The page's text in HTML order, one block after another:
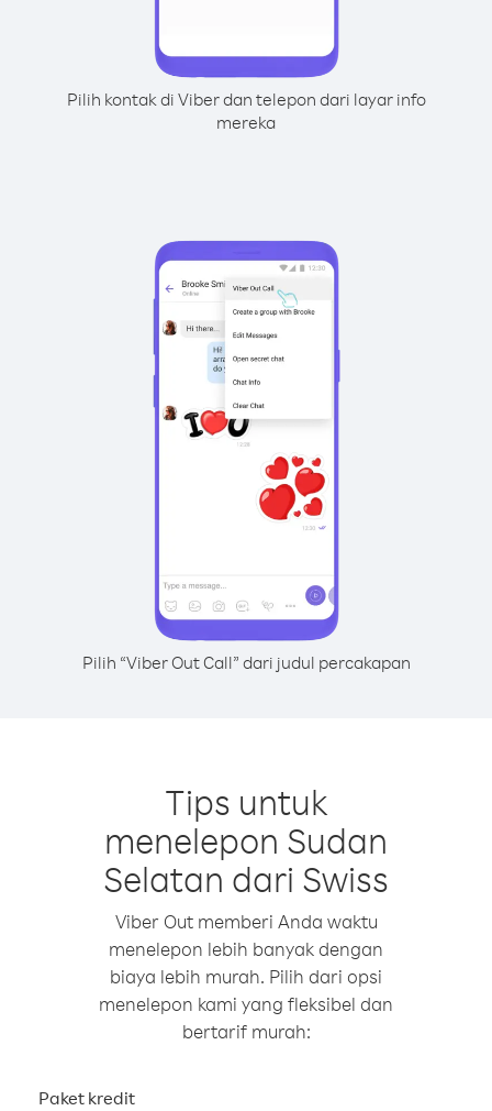
Pilih kontak di Viber dan telepon dari layar info
mereka
Pilih “Viber Out Call” dari judul percakapan
Tips untuk
menelepon Sudan
Selatan dari Swiss
Viber Out memberi Anda waktu
menelepon lebih banyak dengan
biaya lebih murah. Pilih dari opsi
menelepon kami yang fleksibel dan
bertarif murah:
Paket kredit